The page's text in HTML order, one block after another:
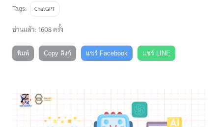
Tags:
ChatGPT
อ่านแล้ว: 1608 ครั้ง
พิมพ์ Copy ลิงก์ แชร์ Facebook แชร์ LINE